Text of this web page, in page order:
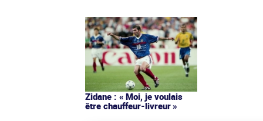
Zidane : « Moi, je voulais
être chauffeur-livreur »